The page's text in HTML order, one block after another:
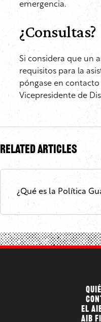
emergencia.
¿Consultas?
Si considera que un
requisitos para la
póngase en
Vicepresidente de
Related Articles
¿Qué es la Política
EL
AIB